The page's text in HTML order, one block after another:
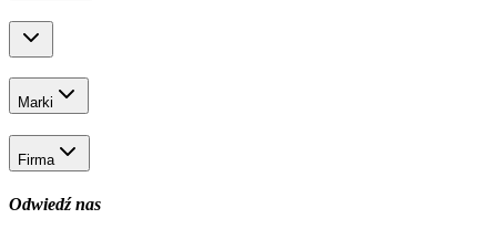
Marki
Firma
Odwiedź nas